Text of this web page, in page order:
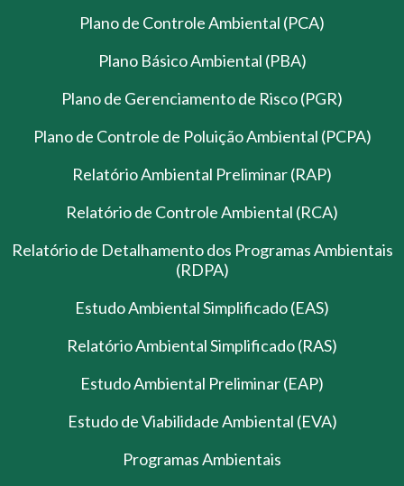
Plano de Controle Ambiental (PCA)
Plano Básico Ambiental (PBA)
Plano de Gerenciamento de Risco (PGR)
Plano de Controle de Poluição Ambiental (PCPA)
Relatório Ambiental Preliminar (RAP)
Relatório de Controle Ambiental (RCA)
Relatório de Detalhamento dos Programas Ambientais
(RDPA)
Estudo Ambiental Simplificado (EAS)
Relatório Ambiental Simplificado (RAS)
Estudo Ambiental Preliminar (EAP)
Estudo de Viabilidade Ambiental (EVA)
Programas Ambientais